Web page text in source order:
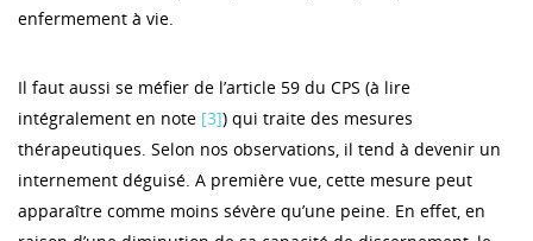
enfermement à vie.
Il faut aussi se méfier de l’article 59 du CPS (à lire
intégralement en note [3]) qui traite des mesures
thérapeutiques. Selon nos observations, il tend à devenir un
internement déguisé. A première vue, cette mesure peut
apparaître comme moins sévère qu’une peine. En effet, en